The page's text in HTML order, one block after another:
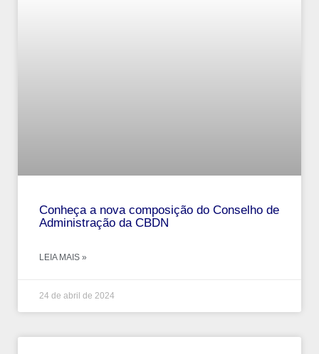
Conheça a nova composição do Conselho de
Administração da CBDN
LEIA MAIS »
24 de abril de 2024